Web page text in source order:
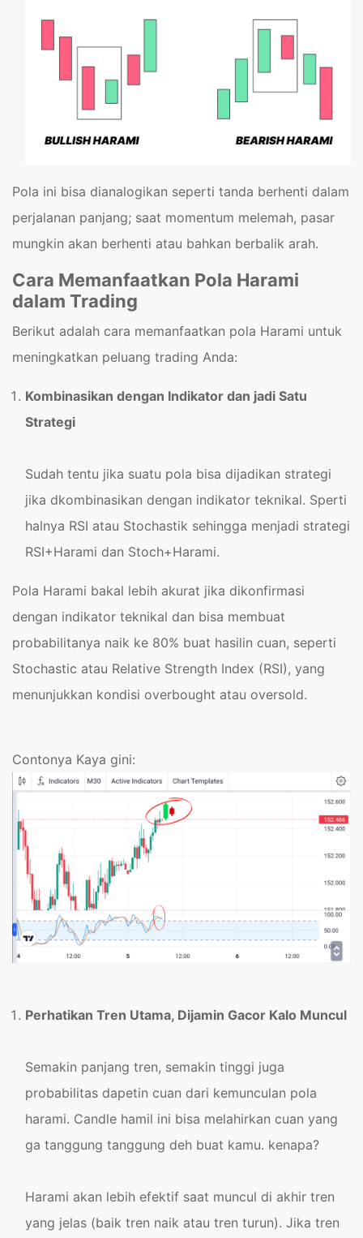
Pola ini bisa dianalogikan seperti tanda berhenti dalam
perjalanan panjang; saat momentum melemah, pasar
mungkin akan berhenti atau bahkan berbalik arah.
Cara Memanfaatkan Pola Harami
dalam Trading
Berikut adalah cara memanfaatkan pola Harami untuk
meningkatkan peluang trading Anda:
Kombinasikan dengan Indikator dan jadi Satu
Strategi
Sudah tentu jika suatu pola bisa dijadikan strategi
jika dkombinasikan dengan indikator teknikal. Sperti
halnya RSI atau Stochastik sehingga menjadi strategi
RSI+Harami dan Stoch+Harami.
Pola Harami bakal lebih akurat jika dikonfirmasi
dengan indikator teknikal dan bisa membuat
probabilitanya naik ke 80% buat hasilin cuan, seperti
Stochastic atau Relative Strength Index (RSI), yang
menunjukkan kondisi overbought atau oversold.
Contonya Kaya gini:
Perhatikan Tren Utama, Dijamin Gacor Kalo Muncul
Semakin panjang tren, semakin tinggi juga
probabilitas dapetin cuan dari kemunculan pola
harami. Candle hamil ini bisa melahirkan cuan yang
ga tanggung tanggung deh buat kamu. kenapa?
Harami akan lebih efektif saat muncul di akhir tren
yang jelas (baik tren naik atau tren turun). Jika tren